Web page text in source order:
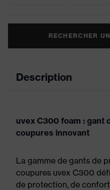
RECHERCHER
Description
uvex C300 foam : gant
coupures innovant
La gamme de gants de
coupures uvex C300
de protection, de